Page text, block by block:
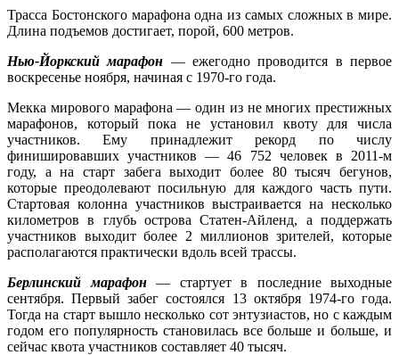
Трасса Бостонского марафона одна из самых сложных в мире.
Длина подъемов достигает, порой, 600 метров.
Нью-Йоркский марафон — ежегодно проводится в первое
воскресенье ноября, начиная с 1970-го года.
Мекка мирового марафона — один из не многих престижных
марафонов, который пока не установил квоту для числа
участников. Ему принадлежит рекорд по числу
финишировавших участников — 46 752 человек в 2011-м
году, а на старт забега выходит более 80 тысяч бегунов,
которые преодолевают посильную для каждого часть пути.
Стартовая колонна участников выстраивается на несколько
километров в глубь острова Статен-Айленд, а поддержать
участников выходит более 2 миллионов зрителей, которые
располагаются практически вдоль всей трассы.
Берлинский марафон
— стартует в последние выходные
сентября. Первый забег состоялся 13 октября 1974-го года.
Тогда на старт вышло несколько сот энтузиастов, но с каждым
годом его популярность становилась все больше и больше, и
сейчас квота участников составляет 40 тысяч.